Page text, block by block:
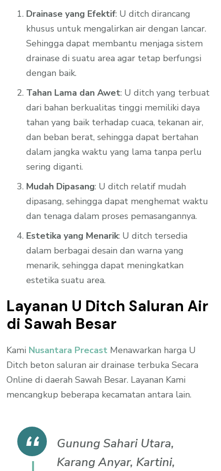
Drainase yang Efektif: U ditch dirancang
khusus untuk mengalirkan air dengan lancar.
Sehingga dapat membantu menjaga sistem
drainase di suatu area agar tetap berfungsi
dengan baik.
Tahan Lama dan Awet: U ditch yang terbuat
dari bahan berkualitas tinggi memiliki daya
tahan yang baik terhadap cuaca, tekanan air,
dan beban berat, sehingga dapat bertahan
dalam jangka waktu yang lama tanpa perlu
sering diganti.
Mudah Dipasang: U ditch relatif mudah
dipasang, sehingga dapat menghemat waktu
dan tenaga dalam proses pemasangannya.
Estetika yang Menarik: U ditch tersedia
dalam berbagai desain dan warna yang
menarik, sehingga dapat meningkatkan
estetika suatu area.
Layanan U Ditch Saluran Air
di Sawah Besar
Kami Nusantara Precast Menawarkan harga U
Ditch beton saluran air drainase terbuka Secara
Online di daerah Sawah Besar. Layanan Kami
mencangkup beberapa kecamatan antara lain.
Gunung Sahari Utara,
Karang Anyar, Kartini,